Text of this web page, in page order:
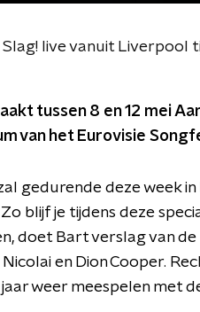
live vanuit Liverpool
tussen 8 en 12 mei
van het Eurovisie
gedurende deze week
blijf je tijdens deze
doet Bart verslag van
Nicolai en Dion Cooper.
weer meespelen met